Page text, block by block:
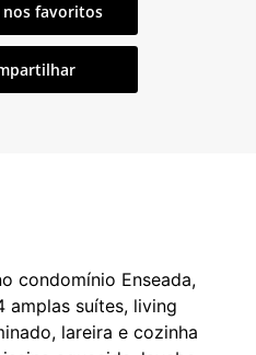
nos favoritos
condomínio Enseada,
amplas suítes, living
lareira e cozinha